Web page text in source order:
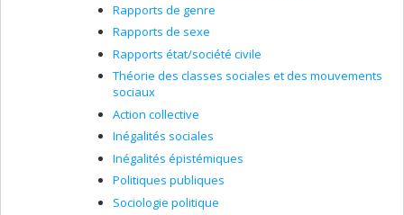
Rapports de genre
Rapports de sexe
Rapports état/société civile
Théorie des classes sociales et des mouvements
sociaux
Action collective
Inégalités sociales
Inégalités épistémiques
Politiques publiques
Sociologie politique